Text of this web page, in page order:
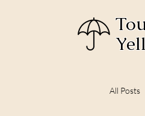
All Posts